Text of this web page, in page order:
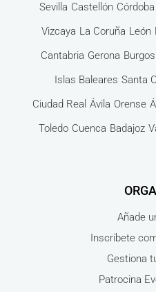
Sevilla Castellón Córdoba
Vizcaya La Coruña León
Cantabria Gerona Burgos
Islas Baleares Santa
Ciudad Real Ávila Orense
Toledo Cuenca Badajoz
Añade
Inscríbete
Gestiona
Patrocina